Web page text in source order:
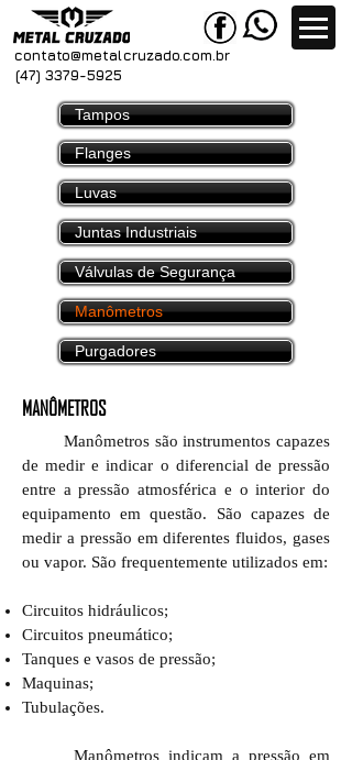
contato@metalcruzado.com.br
(47) 3379-5925
Tampos
Flanges
Luvas
Juntas Industriais
Válvulas de Segurança
Manômetros
Purgadores
MANÔMETROS
Manômetros são instrumentos capazes
de medir e indicar o diferencial de pressão
entre a pressão atmosférica e o interior do
equipamento em questão. São capazes de
medir a pressão em diferentes fluidos, gases
ou vapor. São frequentemente utilizados em:
Circuitos hidráulicos;
Circuitos pneumático;
Tanques e vasos de pressão;
Maquinas;
Tubulações.
Manômetros indicam a pressão em